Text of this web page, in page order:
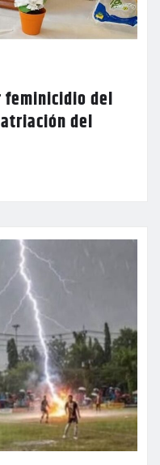
feminicidio del
del